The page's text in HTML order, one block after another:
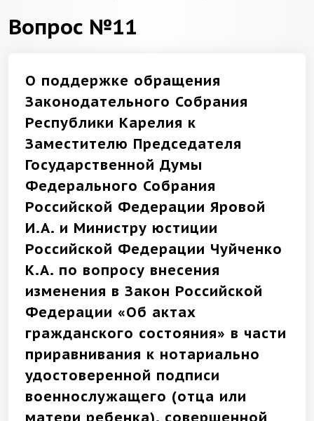
Вопрос №11
О поддержке обращения
Законодательного Собрания
Республики Карелия к
Заместителю Председателя
Государственной Думы
Федерального Собрания
Российской Федерации Яровой
И.А. и Министру юстиции
Российской Федерации Чуйченко
К.А. по вопросу внесения
изменения в Закон Российской
Федерации «Об актах
гражданского состояния» в части
приравнивания к нотариально
удостоверенной подписи
военнослужащего (отца или